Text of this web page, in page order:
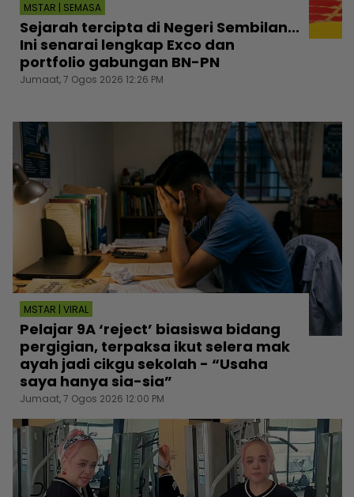
MSTAR | SEMASA
Sejarah tercipta di Negeri Sembilan...
Ini senarai lengkap Exco dan
portfolio gabungan BN-PN
Jumaat, 7 Ogos 2026 12:26 PM
MSTAR | VIRAL
Pelajar 9A ‘reject’ biasiswa bidang
pergigian, terpaksa ikut selera mak
ayah jadi cikgu sekolah - “Usaha
saya hanya sia-sia”
Jumaat, 7 Ogos 2026 12:00 PM